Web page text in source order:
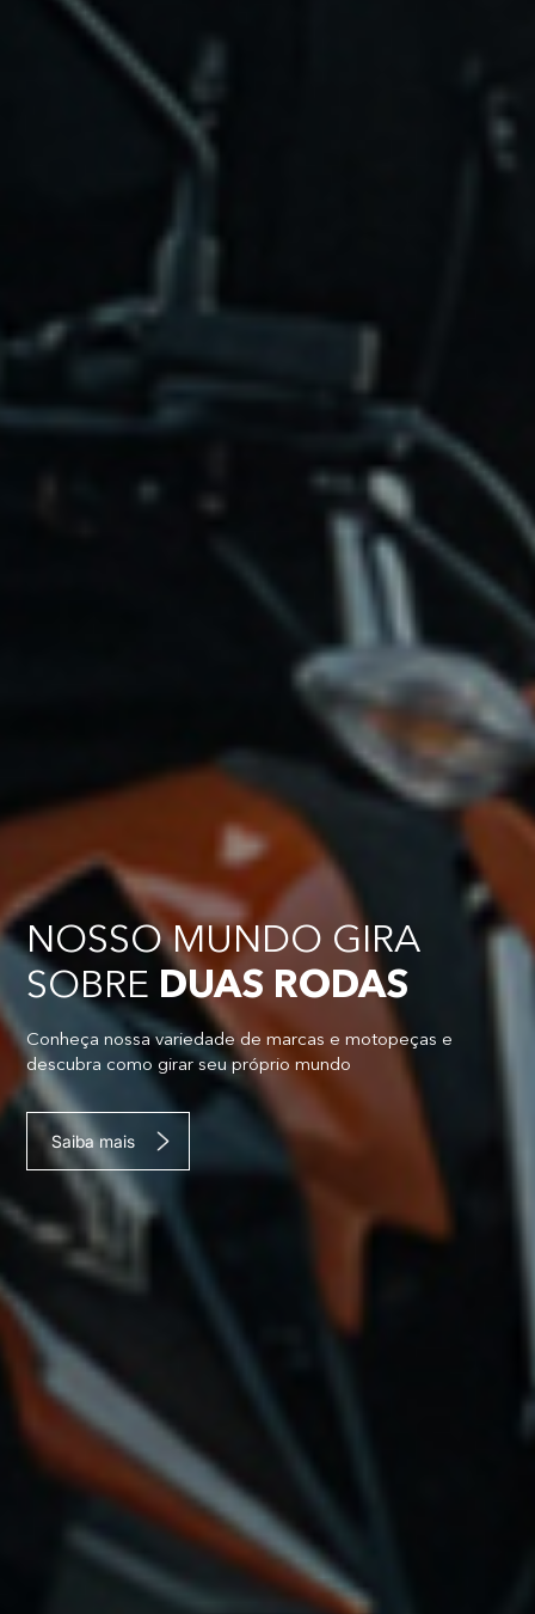
NOSSO MUNDO GIRA
SOBRE DUAS RODAS
Conheça nossa variedade de marcas e motopeças e
descubra como girar seu próprio mundo
Saiba mais